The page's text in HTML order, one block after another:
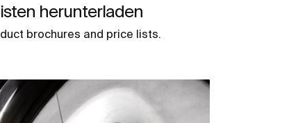
herunterladen
brochures and price lists.